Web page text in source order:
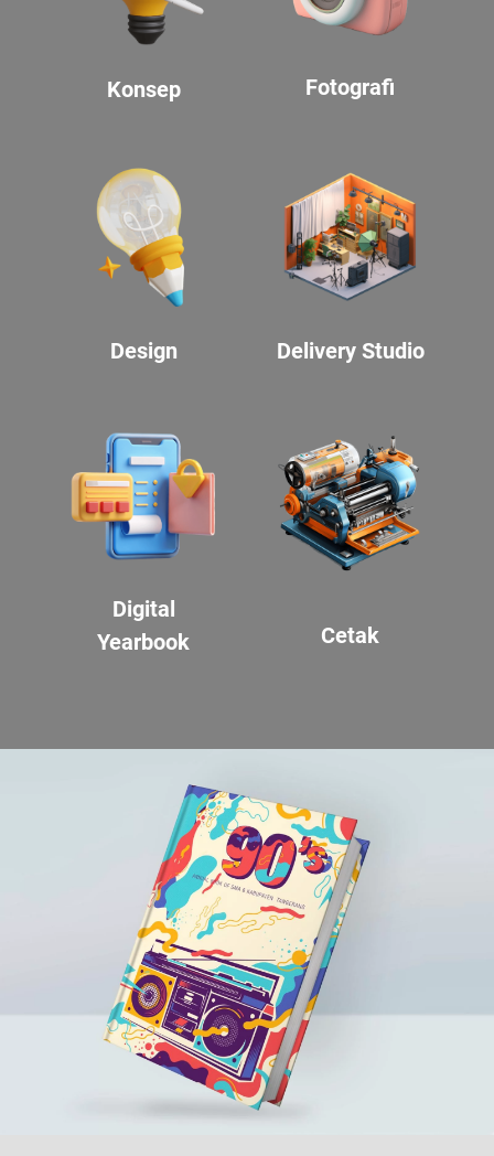
Konsep Fotografi
Design Delivery Studio
Digital
Yearbook
Cetak